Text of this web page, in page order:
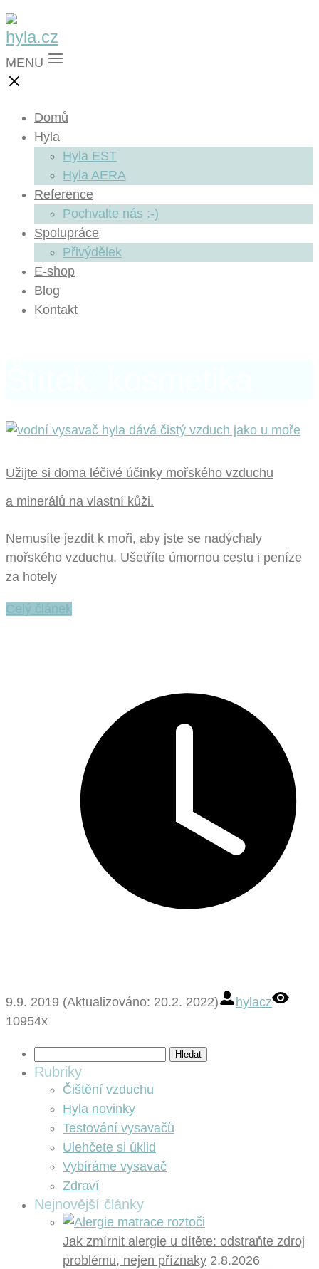
MENU
Domů
Hyla
Hyla EST
Hyla AERA
Reference
Pochvalte nás :-)
Spolupráce
Přivýdělek
E-shop
Blog
Kontakt
Užijte si doma léčivé účinky mořského vzduchu
a minerálů na vlastní kůži.
Nemusíte jezdit k moři, aby jste se nadýchaly
mořského vzduchu. Ušetříte úmornou cestu i peníze
za hotely
Celý článek
9.9. 2019 (Aktualizováno: 20.2. 2022)
hylacz
10954x
Rubriky
Čištění vzduchu
Hyla novinky
Testování vysavačů
Ulehčete si úklid
Vybíráme vysavač
Zdraví
Nejnovější články
Jak zmírnit alergie u dítěte: odstraňte zdroj
problému, nejen příznaky 2.8.2026